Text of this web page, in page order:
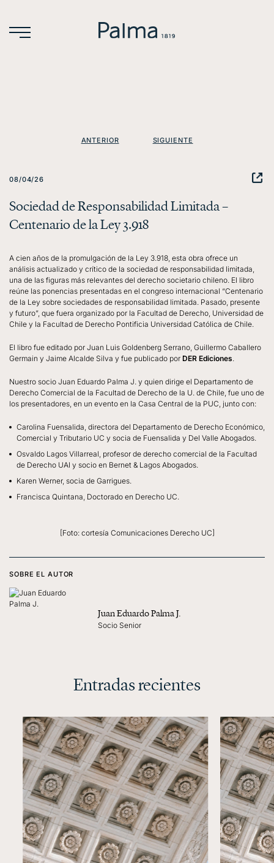
ANTERIOR SIGUIENTE
08/04/26
Sociedad de Responsabilidad Limitada –
Centenario de la Ley 3.918
A cien años de la promulgación de la Ley 3.918, esta obra ofrece un
análisis actualizado y crítico de la sociedad de responsabilidad limitada,
una de las figuras más relevantes del derecho societario chileno. El libro
reúne las ponencias presentadas en el congreso internacional “Centenario
de la Ley sobre sociedades de responsabilidad limitada. Pasado, presente
y futuro”, que fuera organizado por la Facultad de Derecho, Universidad de
Chile y la Facultad de Derecho Pontificia Universidad Católica de Chile.
El libro fue editado por Juan Luis Goldenberg Serrano, Guillermo Caballero
Germain y Jaime Alcalde Silva y fue publicado por DER Ediciones.
Nuestro socio Juan Eduardo Palma J. y quien dirige el Departamento de
Derecho Comercial de la Facultad de Derecho de la U. de Chile, fue uno de
los presentadores, en un evento en la Casa Central de la PUC, junto con:
Carolina Fuensalida, directora del Departamento de Derecho Económico,
Comercial y Tributario UC y socia de Fuensalida y Del Valle Abogados.
Osvaldo Lagos Villarreal, profesor de derecho comercial de la Facultad
de Derecho UAI y socio en Bernet & Lagos Abogados.
Karen Werner, socia de Garrigues.
Francisca Quintana, Doctorado en Derecho UC.
[Foto: cortesía Comunicaciones Derecho UC]
SOBRE EL AUTOR
Juan Eduardo Palma J.
Socio Senior
Entradas recientes